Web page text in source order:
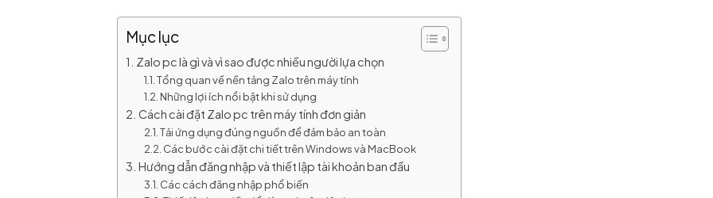
Mục lục
Zalo pc là gì và vì sao được nhiều người lựa chọn
Tổng quan về nền tảng Zalo trên máy tính
Những lợi ích nổi bật khi sử dụng
Cách cài đặt Zalo pc trên máy tính đơn giản
Tải ứng dụng đúng nguồn để đảm bảo an toàn
Các bước cài đặt chi tiết trên Windows và MacBook
Hướng dẫn đăng nhập và thiết lập tài khoản ban đầu
Các cách đăng nhập phổ biến